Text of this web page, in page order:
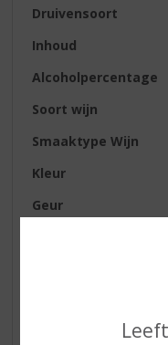
Druivensoort
Inhoud
Alcoholpercentage
Soort wijn
Smaaktype Wijn
Kleur
Geur